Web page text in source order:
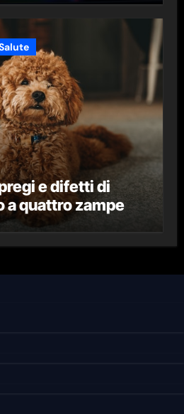
e difetti di
a quattro zampe